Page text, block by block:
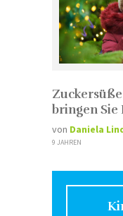
bringen
von Daniela
9 JAHREN